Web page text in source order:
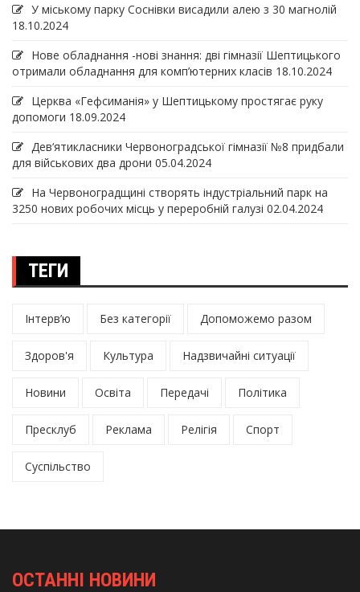
У міському парку Соснівки висадили алею з 30 магнолій
18.10.2024
Нове обладнання -нові знання: дві гімназії Шептицького
отримали обладнання для комп’ютерних класів 18.10.2024
Церква «Гефсиманія» у Шептицькому простягає руку
допомоги 18.09.2024
Дев‘ятикласники Червоноградської гімназії №8 придбали
для військових два дрони 05.04.2024
На Червоноградщині створять індустріальний парк на
3250 нових робочих місць у переробній галузі 02.04.2024
ТЕГИ
Інтерв’ю Без категорії Допоможемо разом
Здоров'я Культура Надзвичайні ситуації
Новини Освіта Передачі Політика
Пресклуб Реклама Релігія Спорт
Суспільство
ОСТАННІ НОВИНИ